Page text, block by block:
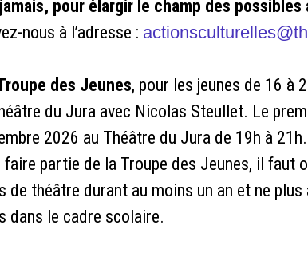
pour élargir le champ des possibles
nous à l’adresse :
des Jeunes, pour les jeunes de 16 à
du Jura avec Nicolas Steullet. Le
2026 au Théâtre du Jura de 19h à 21h.
faire partie de la Troupe des Jeunes, il faut
de théâtre durant au moins un an et ne
dans le cadre scolaire.